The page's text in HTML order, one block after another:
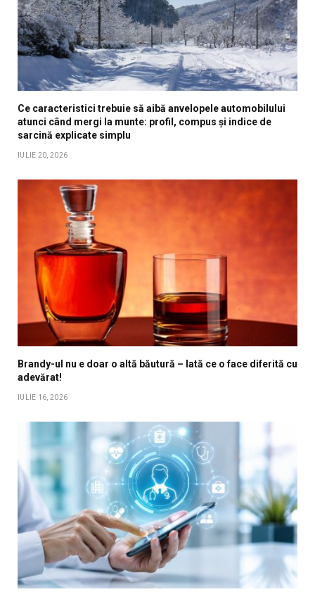
Ce caracteristici trebuie să aibă anvelopele automobilului
atunci când mergi la munte: profil, compus și indice de
sarcină explicate simplu
IULIE 20, 2026
Brandy-ul nu e doar o altă băutură – Iată ce o face diferită cu
adevărat!
IULIE 16, 2026